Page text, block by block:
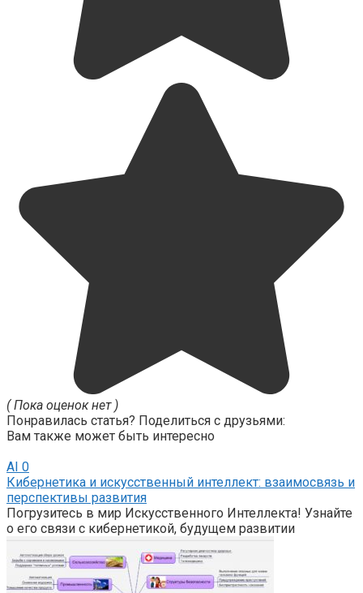
( Пока оценок нет )
Понравилась статья? Поделиться с друзьями:
Вам также может быть интересно
AI 0
Кибернетика и искусственный интеллект: взаимосвязь и
перспективы развития
Погрузитесь в мир Искусственного Интеллекта! Узнайте
о его связи с кибернетикой, будущем развитии